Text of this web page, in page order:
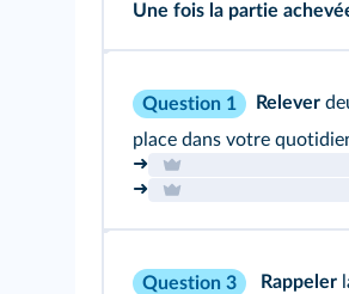
Une fois la partie
Question 1 Relever
place dans votre
➜
➜
Question 3 Rappeler